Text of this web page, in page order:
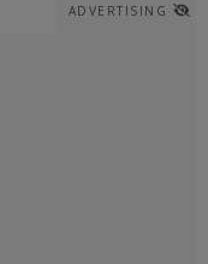
ADVERTISING